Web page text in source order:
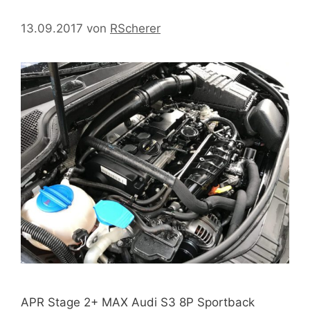
13.09.2017 von RScherer
APR Stage 2+ MAX Audi S3 8P Sportback